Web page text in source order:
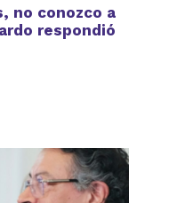
no conozco a
respondió